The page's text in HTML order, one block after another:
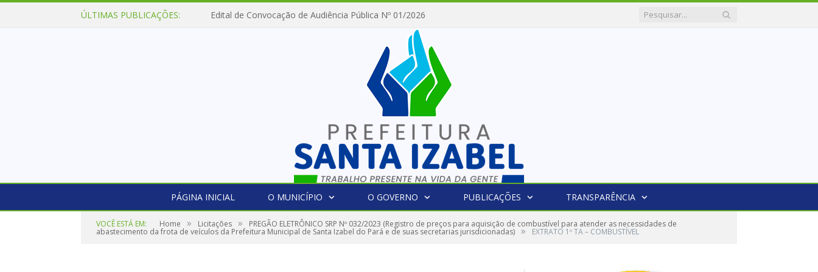
ÚLTIMAS PUBLICAÇÕES: Edital de Convocação de Audiência Pública Nº 01/2026
PÁGINA INICIAL O MUNICÍPIO O GOVERNO PUBLICAÇÕES TRANSPARÊNCIA
VOCÊ ESTÁ EM: Home » Licitações » PREGÃO ELETRÔNICO SRP Nº 032/2023 (Registro de preços para aquisição de combustível para atender as necessidades de
abastecimento da frota de veículos da Prefeitura Municipal de Santa Izabel do Pará e de suas secretarias jurisdicionadas) » EXTRATO 1º TA – COMBUSTÍVEL